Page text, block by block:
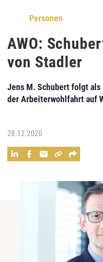
Personen
AWO:
von Stadler
Jens M. Schubert folgt
der Arbeiterwohlfahrt auf
28.12.2020